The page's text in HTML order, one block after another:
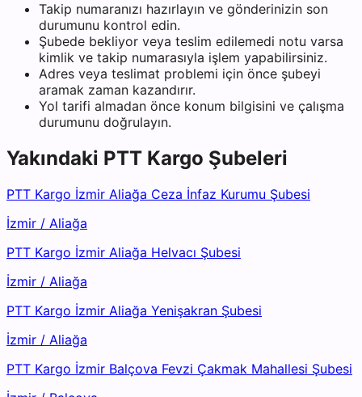
Takip numaranızı hazırlayın ve gönderinizin son
durumunu kontrol edin.
Şubede bekliyor veya teslim edilemedi notu varsa
kimlik ve takip numarasıyla işlem yapabilirsiniz.
Adres veya teslimat problemi için önce şubeyi
aramak zaman kazandırır.
Yol tarifi almadan önce konum bilgisini ve çalışma
durumunu doğrulayın.
Yakındaki PTT Kargo Şubeleri
PTT Kargo İzmir Aliağa Ceza İnfaz Kurumu Şubesi
İzmir / Aliağa
PTT Kargo İzmir Aliağa Helvacı Şubesi
İzmir / Aliağa
PTT Kargo İzmir Aliağa Yenişakran Şubesi
İzmir / Aliağa
PTT Kargo İzmir Balçova Fevzi Çakmak Mahallesi Şubesi